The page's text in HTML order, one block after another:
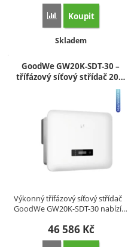
Přidat 'GoodWe
Koupit
Dostupnost:
Skladem
GoodWe GW20K-SDT-30 –
třífázový síťový střídač 20…
Výkonný třífázový síťový střídač
GoodWe GW20K-SDT-30 nabízí…
46 586 Kč